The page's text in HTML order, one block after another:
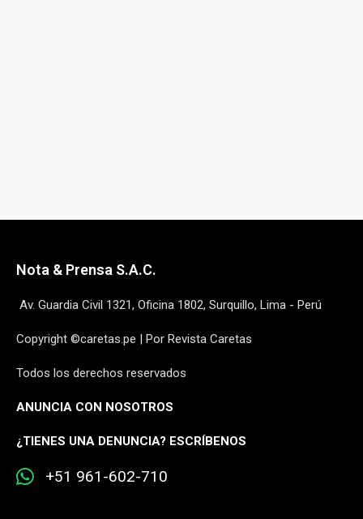
Nota & Prensa S.A.C.
Av. Guardia Civil 1321, Oficina 1802, Surquillo, Lima - Perú
Copyright ©caretas.pe | Por Revista Caretas
Todos los derechos reservados
ANUNCIA CON NOSOTROS
¿TIENES UNA DENUNCIA? ESCRÍBENOS
+51 961-602-710